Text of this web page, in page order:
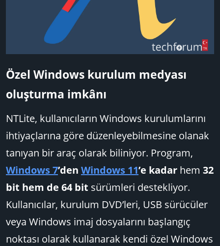
Özel Windows kurulum medyası
oluşturma imkânı​
NTLite, kullanıcıların Windows kurulumlarını
ihtiyaçlarına göre düzenleyebilmesine olanak
tanıyan bir araç olarak biliniyor. Program,
Windows 7’den Windows 11’e kadar hem 32
bit hem de 64 bit sürümleri destekliyor.
Kullanıcılar, kurulum DVD’leri, USB sürücüler
veya Windows imaj dosyalarını başlangıç
noktası olarak kullanarak kendi özel Windows